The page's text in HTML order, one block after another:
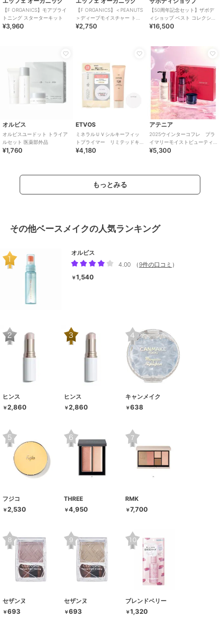
【F ORGANICS】モアブライ
トニング スターターキット
¥3,960
【F ORGANICS】＜PEANUTS
＞ディープモイスチャー トラ
イアルキット（ポーチ入り）
¥2,750
【50周年記念セット】ザボデ
ィショップ ベスト コレクショ
ン
¥16,500
オルビス
オルビスユードット トライア
ルセット 医薬部外品
¥1,760
ETVOS
ミネラルＵＶシルキーフィッ
トプライマー リミテッドキ
ット
¥4,180
アテニア
2025ウインターコフレ プラ
イマリーモイストビューティ
ー
¥5,300
もっとみる
その他ベースメイクの人気ランキング
オルビス
4.00
（ 9件の口コミ ）
￥1,540
ヒンス
￥2,860
ヒンス
￥2,860
キャンメイク
￥638
フジコ
￥2,530
THREE
￥4,950
RMK
￥7,700
セザンヌ
￥693
セザンヌ
￥693
ブレンドベリー
￥1,320